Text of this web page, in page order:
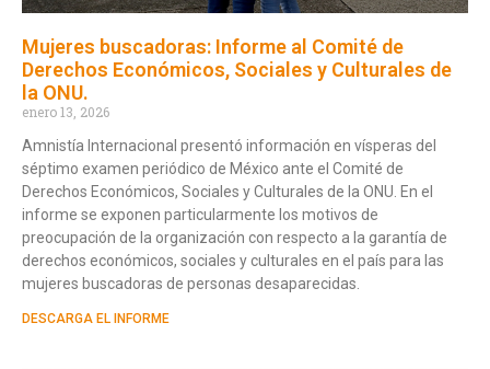
Mujeres buscadoras: Informe al Comité de
Derechos Económicos, Sociales y Culturales de
la ONU.
enero 13, 2026
Amnistía Internacional presentó información en vísperas del
séptimo examen periódico de México ante el Comité de
Derechos Económicos, Sociales y Culturales de la ONU. En el
informe se exponen particularmente los motivos de
preocupación de la organización con respecto a la garantía de
derechos económicos, sociales y culturales en el país para las
mujeres buscadoras de personas desaparecidas.
DESCARGA EL INFORME